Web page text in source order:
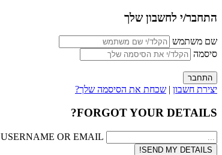
התחבר/י לחשבון שלך
שם משתמש
סיסמה
יצירת חשבון | שכחת את הסיסמה שלך?
FORGOT YOUR DETAILS?
USERNAME OR EMAIL